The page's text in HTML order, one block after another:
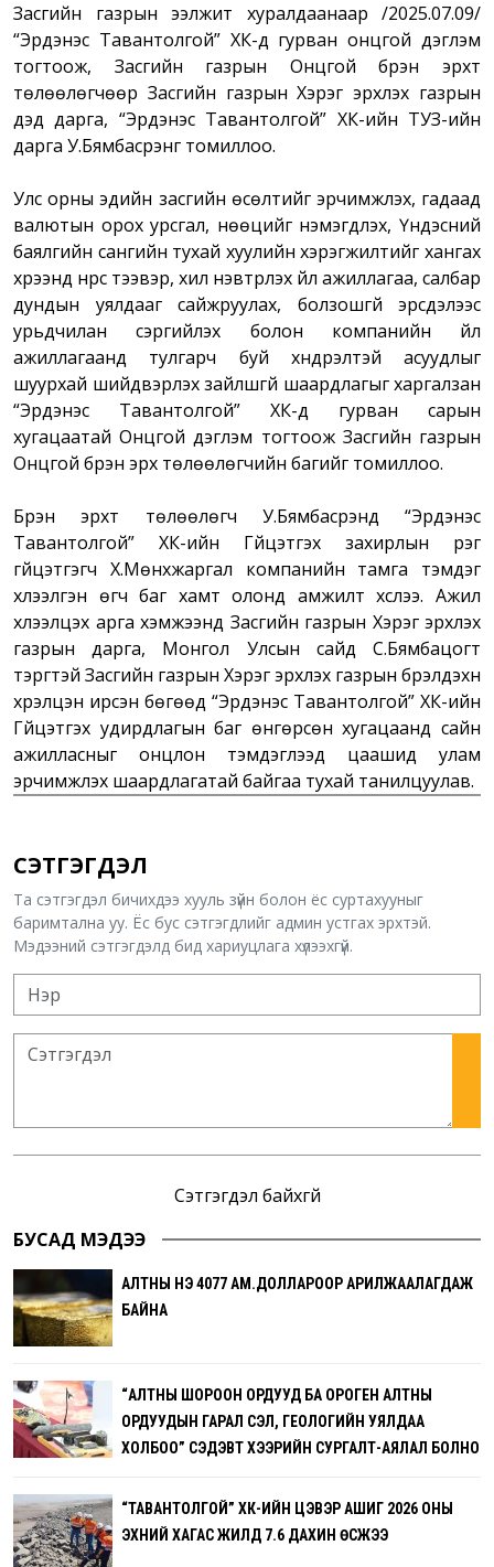
Засгийн газрын ээлжит хуралдаанаар /2025.07.09/
“Эрдэнэс Тавантолгой” ХК-д гурван онцгой дэглэм
тогтоож, Засгийн газрын Онцгой бүрэн эрхт
төлөөлөгчөөр Засгийн газрын Хэрэг эрхлэх газрын
дэд дарга, “Эрдэнэс Тавантолгой” ХК-ийн ТУЗ-ийн
дарга У.Бямбасүрэнг томиллоо.
Улс орны эдийн засгийн өсөлтийг эрчимжүүлэх, гадаад
валютын орох урсгал, нөөцийг нэмэгдүүлэх, Үндэсний
баялгийн сангийн тухай хуулийн хэрэгжилтийг хангах
хүрээнд нүүрс тээвэр, хил нэвтрүүлэх үйл ажиллагаа, салбар
дундын уялдааг сайжруулах, болзошгүй эрсдэлээс
урьдчилан сэргийлэх болон компанийн үйл
ажиллагаанд тулгарч буй хүндрэлтэй асуудлыг
шуурхай шийдвэрлэх зайлшгүй шаардлагыг харгалзан
“Эрдэнэс Тавантолгой” ХК-д гурван сарын
хугацаатай Онцгой дэглэм тогтоож Засгийн газрын
Онцгой бүрэн эрх төлөөлөгчийн багийг томиллоо.
Бүрэн эрхт төлөөлөгч У.Бямбасүрэнд “Эрдэнэс
Тавантолгой” ХК-ийн Гүйцэтгэх захирлын үүрэг
гүйцэтгэгч Х.Мөнхжаргал компанийн тамга тэмдэг
хүлээлгэн өгч баг хамт олонд амжилт хүслээ. Ажил
хүлээлцэх арга хэмжээнд Засгийн газрын Хэрэг эрхлэх
газрын дарга, Монгол Улсын сайд С.Бямбацогт
тэргүүтэй Засгийн газрын Хэрэг эрхлэх газрын бүрэлдэхүүн
хүрэлцэн ирсэн бөгөөд “Эрдэнэс Тавантолгой” ХК-ийн
Гүйцэтгэх удирдлагын баг өнгөрсөн хугацаанд сайн
ажилласныг онцлон тэмдэглээд цаашид улам
эрчимжүүлэх шаардлагатай байгаа тухай танилцуулав.
СЭТГЭГДЭЛ
Та сэтгэгдэл бичихдээ хууль зүйн болон ёс суртахууныг
баримтална уу. Ёс бус сэтгэгдлийг админ устгах эрхтэй.
Мэдээний сэтгэгдэлд бид хариуцлага хүлээхгүй.
Сэтгэгдэл байхгүй
БУСАД МЭДЭЭ
АЛТНЫ ҮНЭ 4077 АМ.ДОЛЛАРООР АРИЛЖААЛАГДАЖ
БАЙНА
“АЛТНЫ ШОРООН ОРДУУД БА ОРОГЕН АЛТНЫ
ОРДУУДЫН ГАРАЛ ҮҮСЭЛ, ГЕОЛОГИЙН УЯЛДАА
ХОЛБОО” СЭДЭВТ ХЭЭРИЙН СУРГАЛТ-АЯЛАЛ БОЛНО
“ТАВАНТОЛГОЙ” ХК-ИЙН ЦЭВЭР АШИГ 2026 ОНЫ
ЭХНИЙ ХАГАС ЖИЛД 7.6 ДАХИН ӨСЖЭЭ